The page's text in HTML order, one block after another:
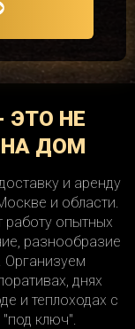
ЭТО НЕ
ДОМ
и аренду
и области.
опытных
разнообразие
Организуем
днях
и теплоходах с
ключ".